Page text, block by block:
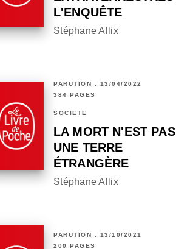
L'ENQUÊTE
Stéphane Allix
PARUTION : 13/04/2022
384 PAGES
SOCIÉTÉ
LA MORT N'EST PAS
UNE TERRE
ÉTRANGÈRE
Stéphane Allix
PARUTION : 13/10/2021
200 PAGES